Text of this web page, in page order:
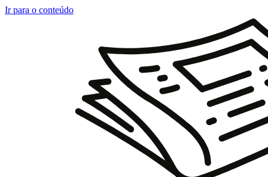
Ir para o conteúdo